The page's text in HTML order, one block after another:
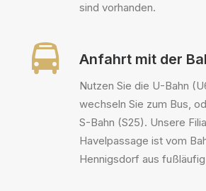
sind vorhanden.
Anfahrt mit der
Nutzen Sie die U-Bahn
wechseln Sie zum Bus,
S-Bahn (S25). Unsere
Havelpassage ist vom
Hennigsdorf aus